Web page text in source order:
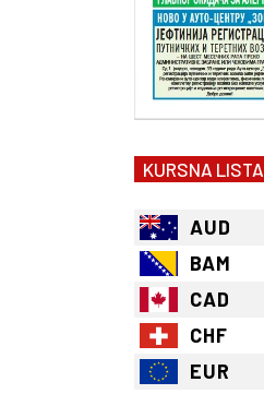
KURSNA LISTA
AUD
BAM
CAD
CHF
EUR